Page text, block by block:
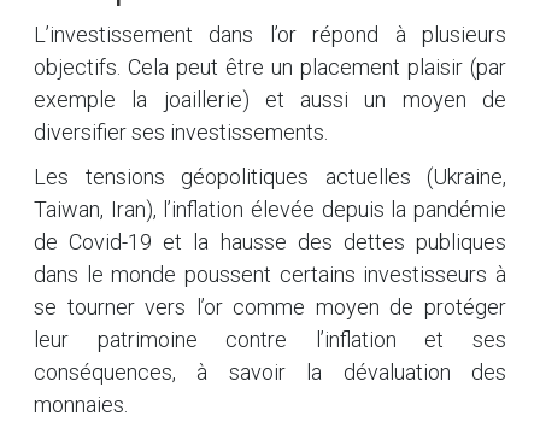
L’investissement dans l’or répond à plusieurs
objectifs. Cela peut être un placement plaisir (par
exemple la joaillerie) et aussi un moyen de
diversifier ses investissements.
Les tensions géopolitiques actuelles (Ukraine,
Taiwan, Iran), l’inflation élevée depuis la pandémie
de Covid-19 et la hausse des dettes publiques
dans le monde poussent certains investisseurs à
se tourner vers l’or comme moyen de protéger
leur patrimoine contre l’inflation et ses
conséquences, à savoir la dévaluation des
monnaies.